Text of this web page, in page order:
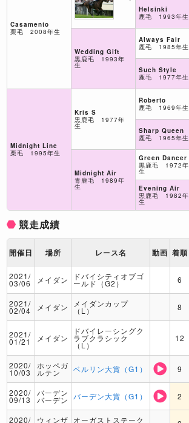
Casamento
栗毛 2008年生
Midnight Line
栗毛 1995年生
Wedding Gift
黒鹿毛 1993年
生
Kris S
黒鹿毛 1977年
生
Midnight Air
青鹿毛 1989年
生
Helsinki
鹿毛 1993年生
Always Fair
鹿毛 1985年生
Such Style
鹿毛 1977年生
Roberto
鹿毛 1969年生
Sharp Queen
鹿毛 1965年生
Green Dancer
黒鹿毛 1972年
生
Evening Air
黒鹿毛 1982年
生
競走成績
開催日 場所 レース名 動画 着順
2021/
03/06 メイダン ドバイシティオブゴ
ールド（G2） 6
2021/
02/04 メイダン メイダンカップ
（L） 8
2021/
01/21 メイダン
ドバイレーシングク
ラブクラシック
（L）
12
2020/
10/03
ホッペガ
ルテン ベルリン大賞（G1） 9
2020/
09/13
バーデン
バーデン バーデン大賞（G1） 2
2020/ ウィンザ オーガストステーク